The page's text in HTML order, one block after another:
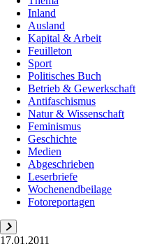
Inland
Ausland
Kapital & Arbeit
Feuilleton
Sport
Politisches Buch
Betrieb & Gewerkschaft
Antifaschismus
Natur & Wissenschaft
Feminismus
Geschichte
Medien
Abgeschrieben
Leserbriefe
Wochenendbeilage
Fotoreportagen
17.01.2011